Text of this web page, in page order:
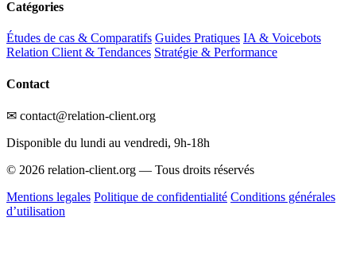
Catégories
Études de cas & Comparatifs Guides Pratiques IA & Voicebots
Relation Client & Tendances Stratégie & Performance
Contact
✉ contact@relation-client.org
Disponible du lundi au vendredi, 9h-18h
© 2026 relation-client.org — Tous droits réservés
Mentions legales Politique de confidentialité Conditions générales
d’utilisation